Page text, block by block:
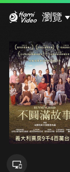
瀏覽